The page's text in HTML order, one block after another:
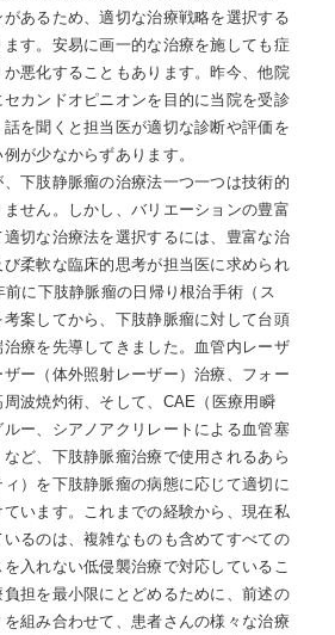
あるため、適切な治療戦略を選択する
す。安易に画一的な治療を施しても症
悪化することもあります。昨今、他院
カンドオピニオンを目的に当院を受診
を聞くと担当医が適切な診断や評価を
が少なからずあります。
下肢静脈瘤の治療法一つ一つは技術的
せん。しかし、バリエーションの豊富
切な治療法を選択するには、豊富な治
柔軟な臨床的思考が担当医に求められ
前に下肢静脈瘤の日帰り根治手術（ス
考案してから、下肢静脈瘤に対して台頭
療を先導してきました。血管内レーザ
ー（体外照射レーザー）治療、フォー
波焼灼術、そして、CAE（医療用瞬
ー、シアノアクリレートによる血管塞
ど、下肢静脈瘤治療で使用されるあら
）を下肢静脈瘤の病態に応じて適切に
います。これまでの経験から、現在私
るのは、複雑なものも含めてすべての
入れない低侵襲治療で対応しているこ
担を最小限にとどめるために、前述の
組み合わせて、患者さんの様々な治療